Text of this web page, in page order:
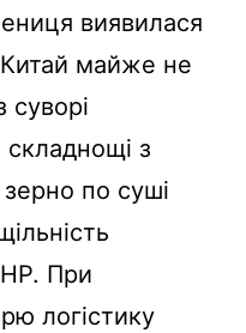
виявилася
майже не
суворі
складнощі з
по суші
При
логістику